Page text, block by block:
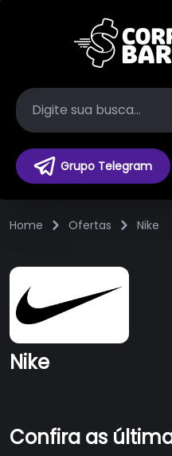
Grupo Telegram
Home Ofertas Nike
Nike
Confira as